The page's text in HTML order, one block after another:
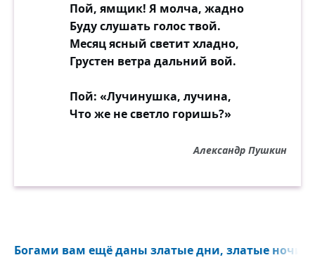
Пой, ямщик! Я молча, жадно
Буду слушать голос твой.
Месяц ясный светит хладно,
Грустен ветра дальний вой.
Пой: «Лучинушка, лучина,
Что же не светло горишь?»
Александр Пушкин
Богами вам ещё даны златые дни, златые ночи...